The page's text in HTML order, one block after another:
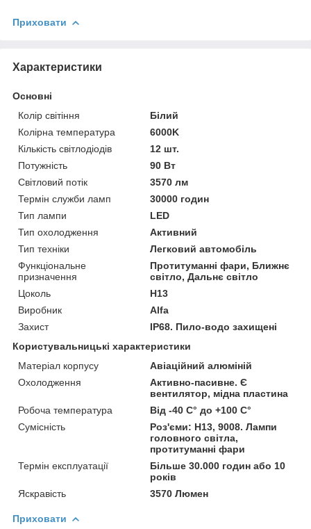
Приховати
Характеристики
Основні
Колір світіння
Білий
Колірна температура
6000K
Кількість світлодіодів
12 шт.
Потужність
90 Вт
Світловий потік
3570 лм
Термін служби ламп
30000 годин
Тип лампи
LED
Тип охолодження
Активний
Тип техніки
Легковий автомобіль
Функціональне
призначення
Протитуманні фари, Ближнє
світло, Дальнє світло
Цоколь
H13
Виробник
Alfa
Захист
IP68. Пило-водо захищені
Користувальницькі характеристики
Матеріал корпусу
Авіаційний алюміній
Охолодження
Активно-пасивне. Є
вентилятор, мідна пластина
Робоча температура
Від -40 С° до +100 С°
Сумісність
Роз'єми: H13, 9008. Лампи
головного світла,
протитуманні фари
Термін експлуатації
Більше 30.000 годин або 10
років
Яскравість
3570 Люмен
Приховати